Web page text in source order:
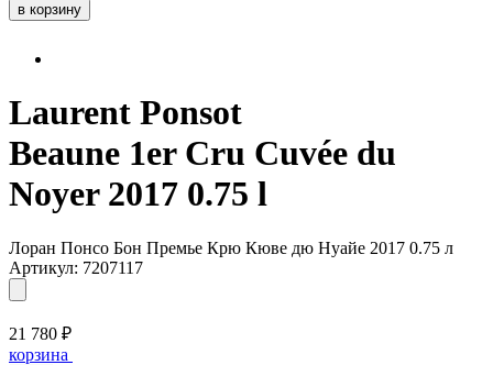
в корзину
Laurent Ponsot
Beaune 1er Cru Cuvée du
Noyer 2017 0.75 l
Лоран Понсо Бон Премье Крю Кюве дю Нуайе 2017 0.75 л
Артикул: 7207117
21 780 ₽
корзина